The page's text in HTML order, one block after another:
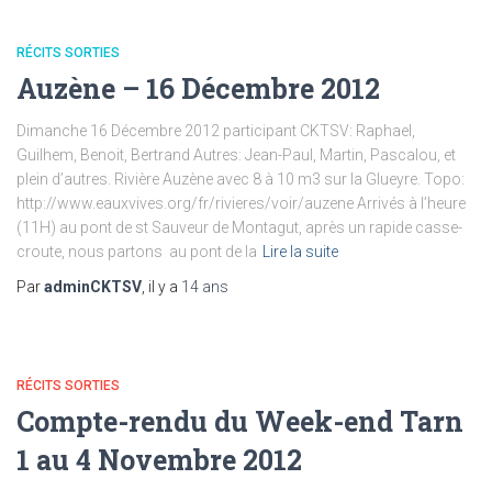
RÉCITS SORTIES
Auzène – 16 Décembre 2012
Dimanche 16 Décembre 2012 participant CKTSV: Raphael,
Guilhem, Benoit, Bertrand Autres: Jean-Paul, Martin, Pascalou, et
plein d’autres. Rivière Auzène avec 8 à 10 m3 sur la Glueyre. Topo:
http://www.eauxvives.org/fr/rivieres/voir/auzene Arrivés à l’heure
(11H) au pont de st Sauveur de Montagut, après un rapide casse-
croute, nous partons au pont de la
Lire la suite
ParadminCKTSV , il y a 14 ans
RÉCITS SORTIES
Compte-rendu du Week-end Tarn
1 au 4 Novembre 2012